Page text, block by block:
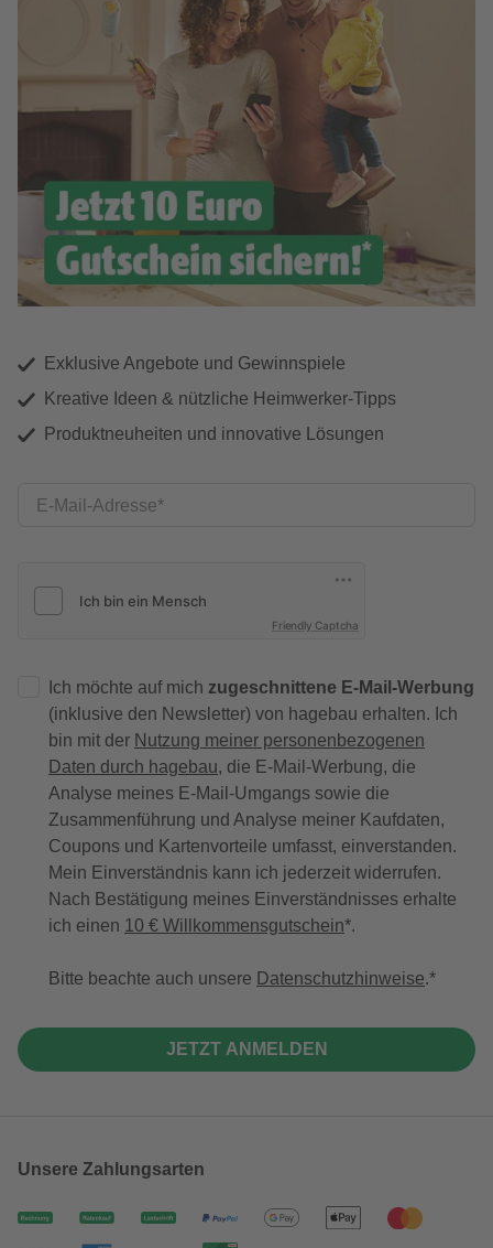
Exklusive Angebote und Gewinnspiele
Kreative Ideen & nützliche Heimwerker-Tipps
Produktneuheiten und innovative Lösungen
E-Mail-Adresse
Friendly Captcha
Ich möchte auf mich zugeschnittene E-Mail-Werbung
(inklusive den Newsletter) von hagebau erhalten. Ich
bin mit der Nutzung meiner personenbezogenen
Daten durch hagebau, die E-Mail-Werbung, die
Analyse meines E-Mail-Umgangs sowie die
Zusammenführung und Analyse meiner Kaufdaten,
Coupons und Kartenvorteile umfasst, einverstanden.
Mein Einverständnis kann ich jederzeit widerrufen.
Nach Bestätigung meines Einverständnisses erhalte
ich einen 10 € Willkommensgutschein*.
Bitte beachte auch unsere Datenschutzhinweise.
JETZT ANMELDEN
Unsere Zahlungsarten